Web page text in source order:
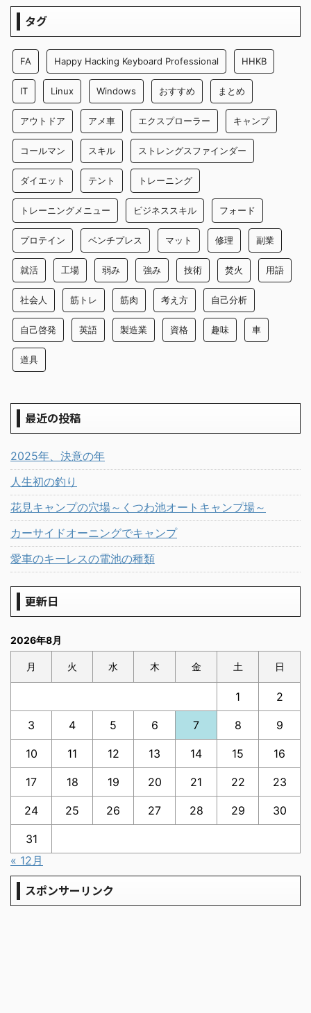
タグ
FA Happy Hacking Keyboard Professional HHKB
IT Linux Windows おすすめ まとめ
アウトドア アメ車 エクスプローラー キャンプ
コールマン スキル ストレングスファインダー
ダイエット テント トレーニング
トレーニングメニュー ビジネススキル フォード
プロテイン ベンチプレス マット 修理 副業
就活 工場 弱み 強み 技術 焚火 用語
社会人 筋トレ 筋肉 考え方 自己分析
自己啓発 英語 製造業 資格 趣味 車
道具
最近の投稿
2025年、決意の年
人生初の釣り
花見キャンプの穴場～くつわ池オートキャンプ場～
カーサイドオーニングでキャンプ
愛車のキーレスの電池の種類
更新日
2026年8月
月 火 水 木 金 土 日
1 2
3 4 5 6 7 8 9
10 11 12 13 14 15 16
17 18 19 20 21 22 23
24 25 26 27 28 29 30
31
« 12月
スポンサーリンク